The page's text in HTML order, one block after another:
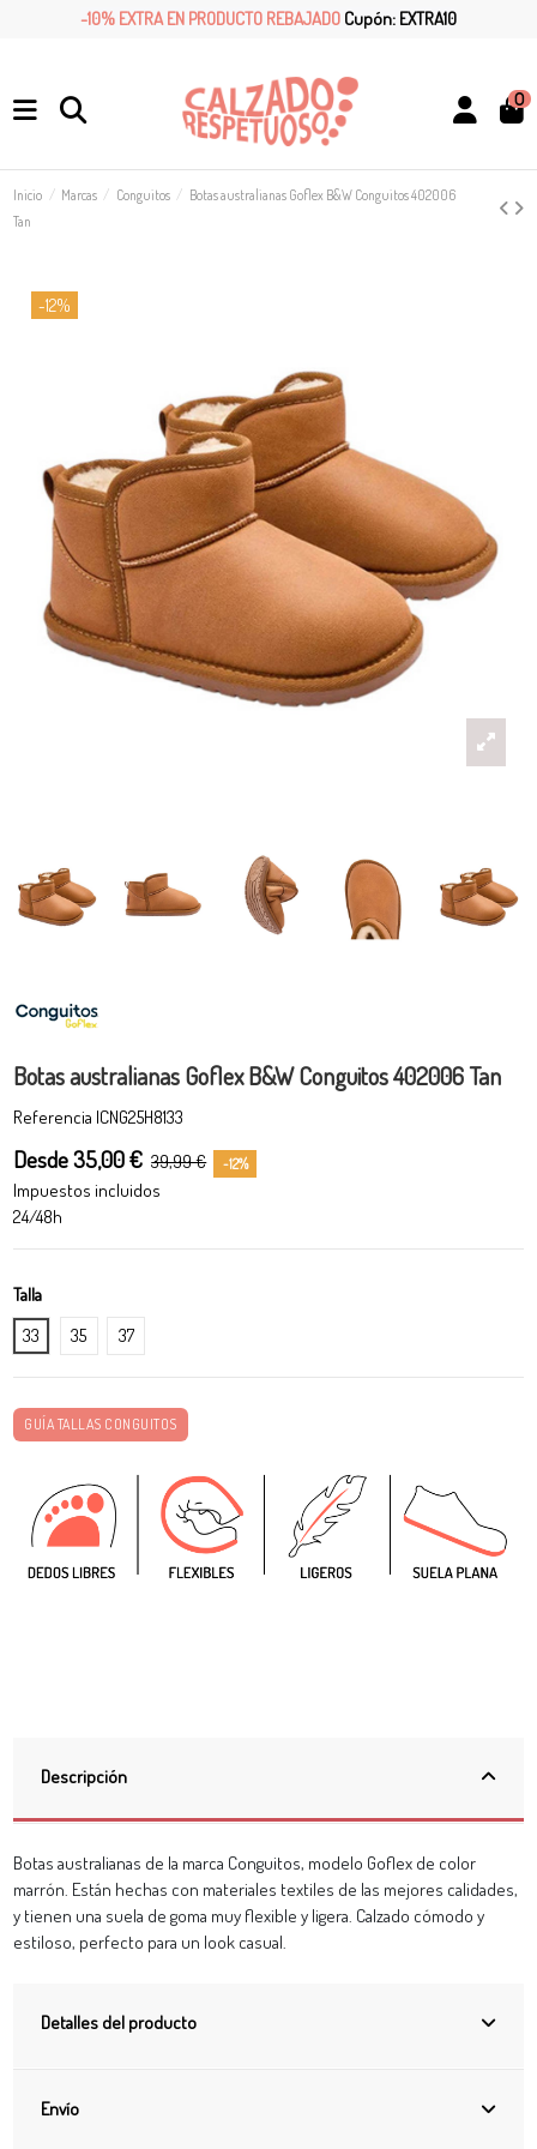
-10% EXTRA EN PRODUCTO REBAJADO Cupón: EXTRA10
0
Inicio Marcas Conguitos
Botas australianas Goflex B&W Conguitos 402006
Tan
-12%
Botas australianas Goflex B&W Conguitos 402006 Tan
Referencia ICNG25H8133
Desde 35,00 € 39,99 € -12%
Impuestos incluidos
24/48h
Talla
33
35 37
GUÍA TALLAS CONGUITOS
Descripción
Botas australianas de la marca Conguitos, modelo Goflex de color
marrón. Están hechas con materiales textiles de las mejores calidades,
y tienen una suela de goma muy flexible y ligera. Calzado cómodo y
estiloso, perfecto para un look casual.
Detalles del producto
Envío